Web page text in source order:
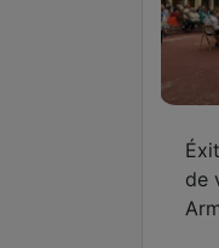
de